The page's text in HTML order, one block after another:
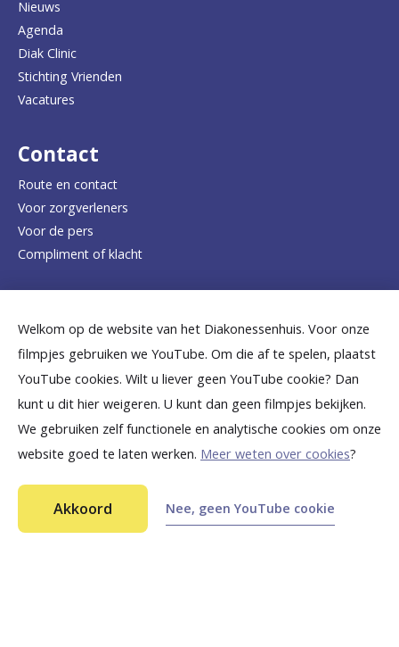
Welkom op de website van het Diakonessenhuis. Voor onze
filmpjes gebruiken we YouTube. Om die af te spelen, plaatst
YouTube cookies. Wilt u liever geen YouTube cookie? Dan
kunt u dit hier weigeren. U kunt dan geen filmpjes bekijken.
We gebruiken zelf functionele en analytische cookies om onze
website goed te laten werken. Meer weten over cookies?
Akkoord Nee, geen YouTube cookie
n
a
a
d
e
h
o
p
a
g
e
Nieuws
Agenda
Diak Clinic
Stichting Vrienden
Vacatures
Contact
Route en contact
Voor zorgverleners
Voor de pers
Compliment of klacht
Dicht bij jou
B
e
k
k
B
e
k
j
k
B
e
k
B
e
k
j
B
e
k
j
Aansprakelijkheid
Toegankelijkheid